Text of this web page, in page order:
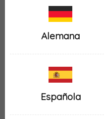
Alemana
Española